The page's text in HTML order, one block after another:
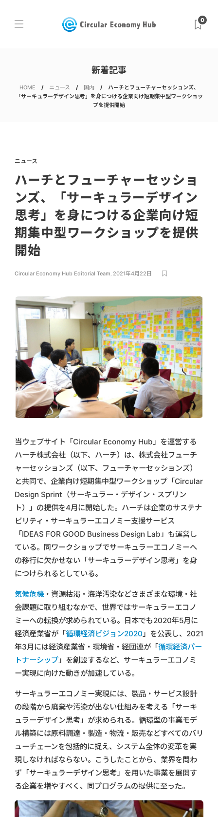
0
新着記事
HOME ニュース 国内
ハーチとフューチャーセッションズ、
「サーキュラーデザイン思考」を身につける企業向け短期集中型ワークショッ
プを提供開始
ニュース
ハーチとフューチャーセッショ
ンズ、「サーキュラーデザイン
思考」を身につける企業向け短
期集中型ワークショップを提供
開始
Circular Economy Hub Editorial Team, 2021年4月22日
当ウェブサイト「Circular Economy Hub」を運営する
ハーチ株式会社（以下、ハーチ）は、株式会社フューチ
ャーセッションズ（以下、フューチャーセッションズ）
と共同で、企業向け短期集中型ワークショップ「Circular
Design Sprint（サーキュラー・デザイン・スプリン
ト）」の提供を4月に開始した。ハーチは企業のサステナ
ビリティ・サーキュラーエコノミー支援サービス
「IDEAS FOR GOOD Business Design Lab」も運営し
ている。同ワークショップでサーキュラーエコノミーへ
の移行に欠かせない「サーキュラーデザイン思考」を身
につけられるとしている。
気候危機・資源枯渇・海洋汚染などさまざまな環境・社
会課題に取り組むなかで、世界ではサーキュラーエコノ
ミーへの転換が求められている。日本でも2020年5月に
経済産業省が「循環経済ビジョン2020」を公表し、2021
年3月には経済産業省・環境省・経団連が「循環経済パー
トナーシップ」を創設するなど、サーキュラーエコノミ
ー実現に向けた動きが加速している。
サーキュラーエコノミー実現には、製品・サービス設計
の段階から廃棄や汚染が出ない仕組みを考える「サーキ
ュラーデザイン思考」が求められる。循環型の事業モデ
ル構築には原料調達・製造・物流・販売などすべてのバリ
ューチェーンを包括的に捉え、システム全体の変革を実
現しなければならない。こうしたことから、業界を問わ
ず「サーキュラーデザイン思考」を用いた事業を展開す
る企業を増やすべく、同プログラムの提供に至った。